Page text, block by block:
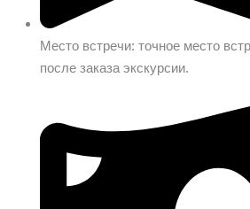
Место встречи: точное место
после заказа экскурсии.